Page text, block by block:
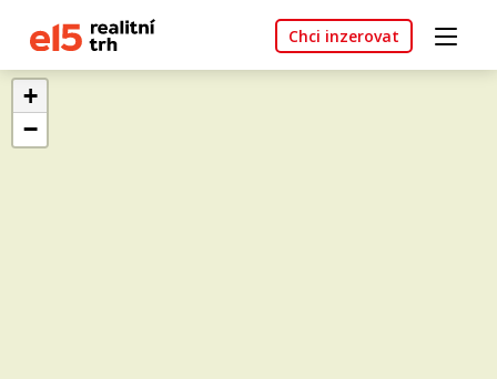
Chci inzerovat
+
−